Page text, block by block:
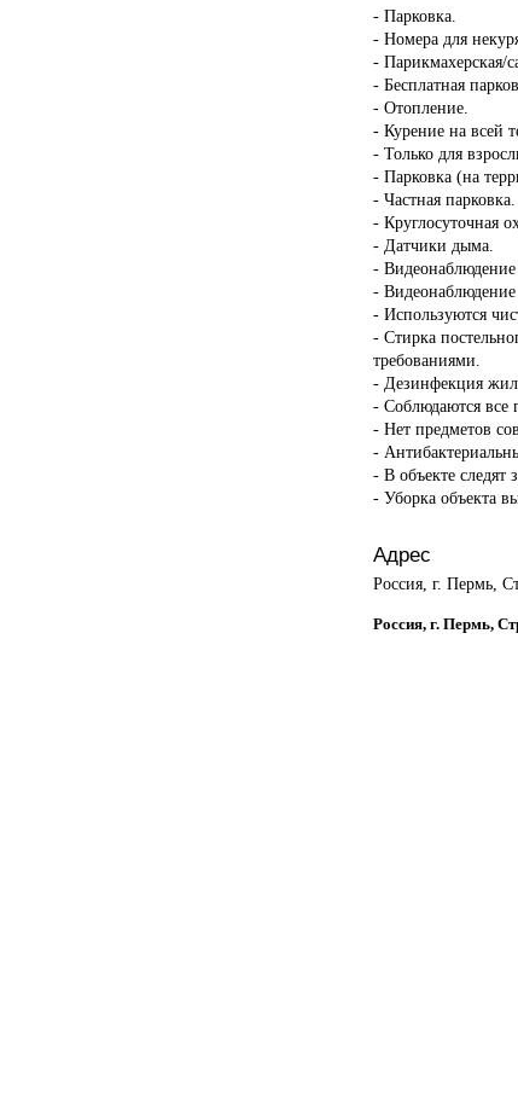
- Парковка.
- Номера для
- Парикмахерская/
- Бесплатная
- Отопление.
- Курение на всей
- Только для
- Парковка (на
- Частная парковка.
- Круглосуточная
- Датчики дыма.
- Видеонаблюдение
-
- Используются
- Стирка
требованиями.
- Дезинфекция
- Соблюдаются все
- Нет предметов
-
- В объекте следят
- Уборка объекта
Адрес
Россия, г. Пермь,
Россия, г. Пермь,